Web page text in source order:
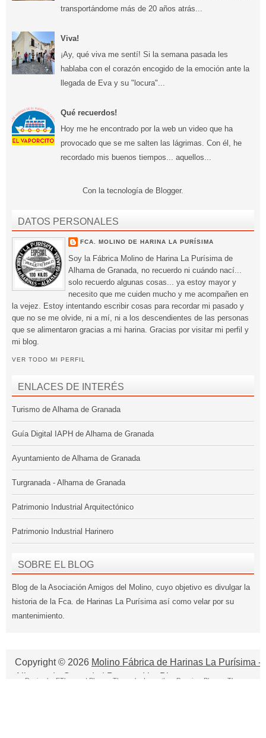
transportándome más de 20 años atrás...
Viva!
¡Ay, qué viva me sentí! Si la semana pasada les
hablaba con el corazón encogido de la emoción ante la
llegada de Eva y su "locura"...
Qué recuerdos!
Hoy me he encontrado por la web un video que ha
provocado que se me salten las lágrimas. Con él, he
recordado mis buenos tiempos... aquellos...
Con la tecnología de Blogger.
DATOS PERSONALES
FCA. MOLINO DE HARINA LA PURÍSIMA
Soy la Fábrica Molino de Harina La Purísima de
Alhama de Granada, no recuerdo ni cuándo nací...
solo recuerdo algunas cosas... ya estoy mayor y
necesito que me cuiden mucho y me acompañen en
la vejez. Estoy intentando escribir cosas para recordar mi pasado y
que no se me olvide, ni a mí, ni a los descendientes de las personas
que se alimentaron gracias a mi harina. Gracias por visitar mi perfil y
mi blog.
VER TODO MI PERFIL
ENLACES DE INTERÉS
Turismo de Alhama de Granada
Guía Digital IAPH de Alhama de Granada
Ayuntamiento de Alhama de Granada
Turgranada - Alhama de Granada
Patrimonio Industrial Arquitectónico
Patrimonio Industrial Harinero
SOBRE EL BLOG
Blog de la Asociación Amigos del Molino, cuyo objetivo es divulgar la
historia de la Fca. de Harinas La Purísima así como velar por su
mantenimiento.
Copyright © 2026 Molino Fábrica de Harinas La Purísima -
Alhama de Granada
| Powered by Blogger
Design by FThemes | Blogger Theme by Lasantha
Premium Blogger Themes